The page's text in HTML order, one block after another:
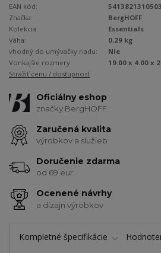
EAN kód:
5413821310503
Značka:
BergHOFF
Kolekcia:
Essentials
Váha:
0.29 kg
vhodný do umývačky riadu:
Nie
Vonkajšie rozmery:
19.00 x 4.00 x
Strážiť cenu / dostupnosť
Oficiálny eshop
značky BergHOFF
Zaručená kvalita
výrobkov a služieb
Doručenie zdarma
od 69 eur
Ocenené návrhy
a dizajn výrobkov
Kompletné špecifikácie